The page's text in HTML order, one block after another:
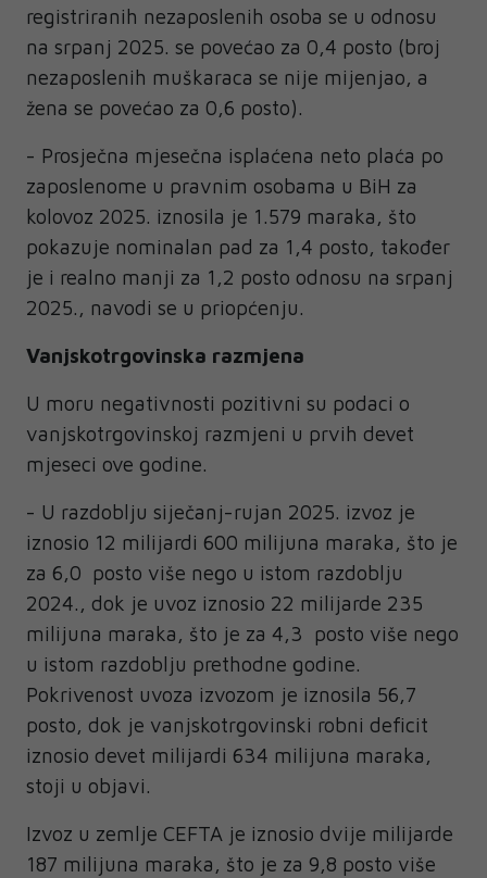
registriranih nezaposlenih osoba se u odnosu
na srpanj 2025. se povećao za 0,4 posto (broj
nezaposlenih muškaraca se nije mijenjao, a
žena se povećao za 0,6 posto).
- Prosječna mjesečna isplaćena neto plaća po
zaposlenome u pravnim osobama u BiH za
kolovoz 2025. iznosila je 1.579 maraka, što
pokazuje nominalan pad za 1,4 posto, također
je i realno manji za 1,2 posto odnosu na srpanj
2025., navodi se u priopćenju.
Vanjskotrgovinska razmjena
U moru negativnosti pozitivni su podaci o
vanjskotrgovinskoj razmjeni u prvih devet
mjeseci ove godine.
- U razdoblju siječanj-rujan 2025. izvoz je
iznosio 12 milijardi 600 milijuna maraka, što je
za 6,0 posto više nego u istom razdoblju
2024., dok je uvoz iznosio 22 milijarde 235
milijuna maraka, što je za 4,3 posto više nego
u istom razdoblju prethodne godine.
Pokrivenost uvoza izvozom je iznosila 56,7
posto, dok je vanjskotrgovinski robni deficit
iznosio devet milijardi 634 milijuna maraka,
stoji u objavi.
Izvoz u zemlje CEFTA je iznosio dvije milijarde
187 milijuna maraka, što je za 9,8 posto više